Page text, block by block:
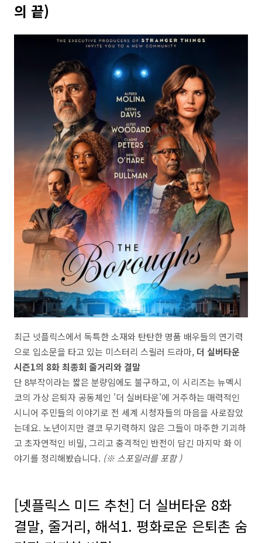
의 끝)
최근 넷플릭스에서 독특한 소재와 탄탄한 명품 배우들의 연기력
으로 입소문을 타고 있는 미스터리 스릴러 드라마, 더 실버타운
시즌1의 8화 최종회 줄거리와 결말
단 8부작이라는 짧은 분량임에도 불구하고, 이 시리즈는 뉴멕시
코의 가상 은퇴자 공동체인 '더 실버타운'에 거주하는 매력적인
시니어 주민들의 이야기로 전 세계 시청자들의 마음을 사로잡았
는데요. 노년이지만 결코 무기력하지 않은 그들이 마주한 기괴하
고 초자연적인 비밀, 그리고 충격적인 반전이 담긴 마지막 화 이
야기를 정리해봤습니다. (※ 스포일러를 포함 )
[넷플릭스 미드 추천] 더 실버타운 8화
결말, 줄거리, 해석1. 평화로운 은퇴촌 숨